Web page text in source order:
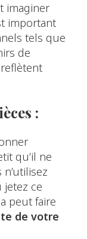
imaginer
important
tels que
de
:
qu’il ne
ce
peut faire
de votre